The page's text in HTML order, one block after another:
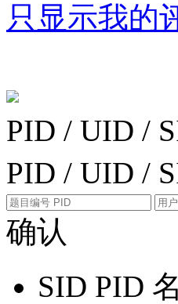
只显示我的
PID / UID /
PID / UID /
确认
SID PID